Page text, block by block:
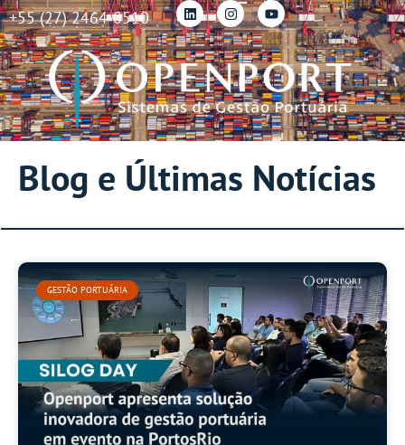
+55 (27) 2464-0510
Blog e Últimas Notícias
GESTÃO PORTUÁRIA